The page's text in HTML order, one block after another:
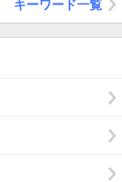
キーワード一覧